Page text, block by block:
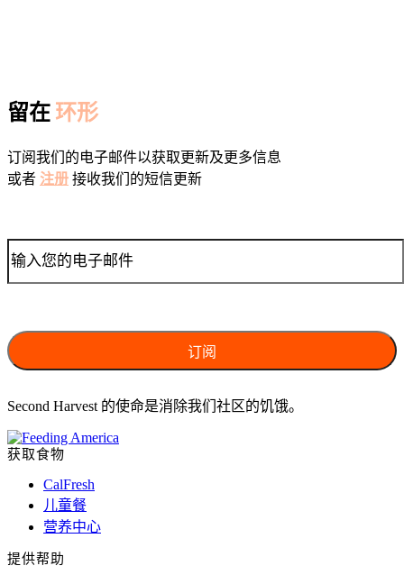
留在 环形
订阅我们的电子邮件以获取更新及更多信息
或者 注册 接收我们的短信更新
Second Harvest 的使命是消除我们社区的饥饿。
获取食物
CalFresh
儿童餐
营养中心
提供帮助